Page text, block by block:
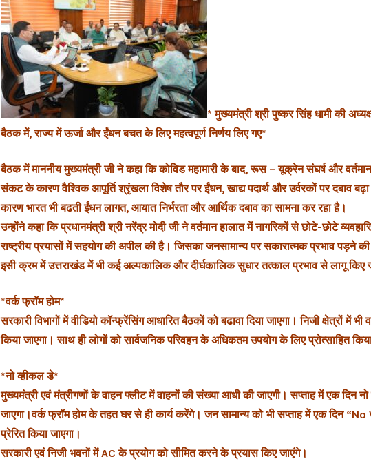
* मुख्यमंत्री श्री पुष्कर सिंह धामी की
बैठक में, राज्य में ऊर्जा और ईंधन बचत के लिए महत्वपूर्ण निर्णय लिए गए*
बैठक में माननीय मुख्यमंत्री जी ने कहा कि कोविड महामारी के बाद, रूस – यूक्रेन संघर्ष और
संकट के कारण वैश्विक आपूर्ति श्रृंखला विशेष तौर पर ईंधन, खाद्य पदार्थ और उर्वरकों पर दबाव
कारण भारत भी बढती ईंधन लागत, आयात निर्भरता और आर्थिक दबाव का सामना कर रहा है।
उन्होंने कहा कि प्रधानमंत्री श्री नरेंद्र मोदी जी ने वर्तमान हालात में नागरिकों से छोटे-छोटे
राष्ट्रीय प्रयासों में सहयोग की अपील की है। जिसका जनसामान्य पर सकारात्मक प्रभाव पड़ने की
इसी क्रम में उत्तराखंड में भी कई अल्पकालिक और दीर्घकालिक सुधार तत्काल प्रभाव से लागू किए
*वर्क फ्रॉम होम*
सरकारी विभागों में वीडियो कॉन्फ्रेंसिंग आधारित बैठकों को बढावा दिया जाएगा। निजी क्षेत्रों में भी
किया जाएगा। साथ ही लोगों को सार्वजनिक परिवहन के अधिकतम उपयोग के लिए प्रोत्साहित
*नो व्हीकल डे*
मुख्यमंत्री एवं मंत्रीगणों के वाहन फ्लीट में वाहनों की संख्या आधी की जाएगी। सप्ताह में एक दिन
जाएगा।वर्क फ्रॉम होम के तहत घर से ही कार्य करेंगे। जन सामान्य को भी सप्ताह में एक दिन
प्रेरित किया जाएगा।
सरकारी एवं निजी भवनों में AC के प्रयोग को सीमित करने के प्रयास किए जाएंगे।